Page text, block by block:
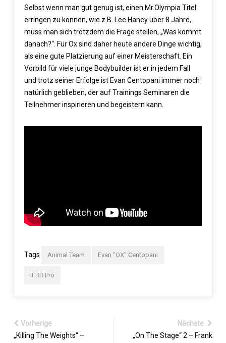
Selbst wenn man gut genug ist, einen Mr.Olympia Titel
erringen zu können, wie z.B. Lee Haney über 8 Jahre,
muss man sich trotzdem die Frage stellen, „Was kommt
danach?“. Für Ox sind daher heute andere Dinge wichtig,
als eine gute Platzierung auf einer Meisterschaft. Ein
Vorbild für viele junge Bodybuilder ist er in jedem Fall
und trotz seiner Erfolge ist Evan Centopani immer noch
natürlich geblieben, der auf Trainings Seminaren die
Teilnehmer inspirieren und begeistern kann.
Tags Animal Team Evan "OX" Centopani
IFBB Pro
Vorherige
„Killing The Weights“ –
Nächste
„On The Stage“ 2 – Frank